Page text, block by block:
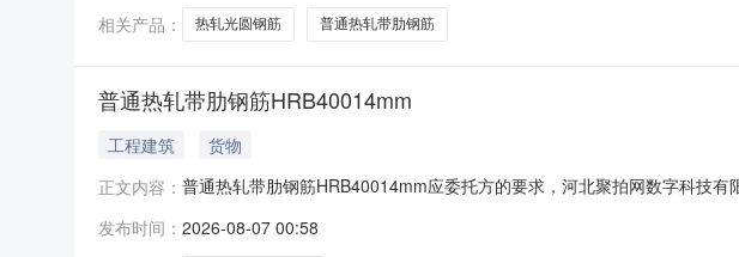
相关产品：
热轧光圆钢筋 普通热轧带肋钢筋
普通热轧带肋钢筋HRB40014mm
工程建筑
货物
正文内容： 普通热轧带肋钢筋HRB40014mm应委托方的要求，河北聚拍网数字科技
采取线下现场看货的方式进行，各意向竞买人应遵守《网络竞价规则》中
发布时间： 2026-08-07 00:58